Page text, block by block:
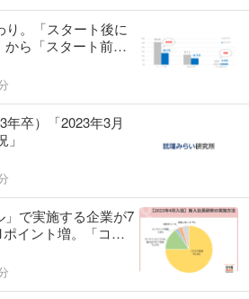
。「スタート後に
ら「スタート前に
卒）「2023年3月
で実施する企業が7
イント増。「コロ
両方で実施し、リ
いことが分かっ
ート